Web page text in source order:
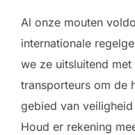
Al onze mouten
internationale
we ze uitsluitend met
transporteurs om de
gebied van
Houd er rekening